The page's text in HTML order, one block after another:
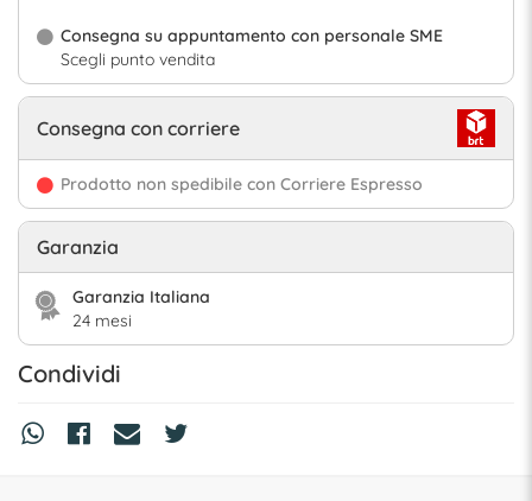
Consegna su appuntamento con personale SME
Scegli punto vendita
Consegna con corriere
Prodotto non spedibile con Corriere Espresso
Garanzia
Garanzia Italiana
24 mesi
Condividi